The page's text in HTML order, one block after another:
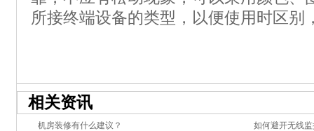
所接终端设备的类型，以便使用时区别
相关资讯
机房装修有什么建议？
如何避开无线